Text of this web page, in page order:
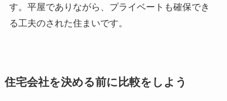
す。平屋でありながら、プライベートも確保でき
る工夫のされた住まいです。
住宅会社を決める前に比較をしよう